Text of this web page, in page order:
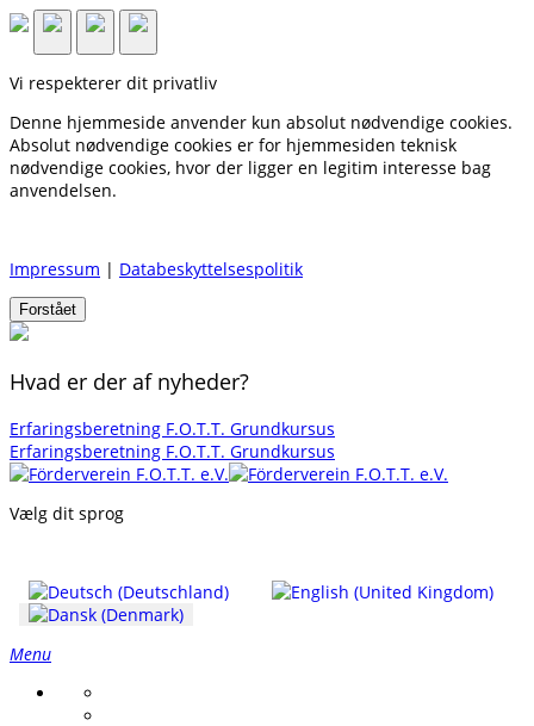
Vi respekterer dit privatliv
Denne hjemmeside anvender kun absolut nødvendige cookies.
Absolut nødvendige cookies er for hjemmesiden teknisk
nødvendige cookies, hvor der ligger en legitim interesse bag
anvendelsen.
Impressum | Databeskyttelsespolitik
Forstået
Hvad er der af nyheder?
Erfaringsberetning F.O.T.T. Grundkursus
Erfaringsberetning F.O.T.T. Grundkursus
Vælg dit sprog
Menu